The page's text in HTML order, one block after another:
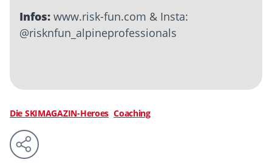
Infos: www.risk-fun.com & Insta:
@risknfun_alpineprofessionals
Die SKIMAGAZIN-Heroes Coaching